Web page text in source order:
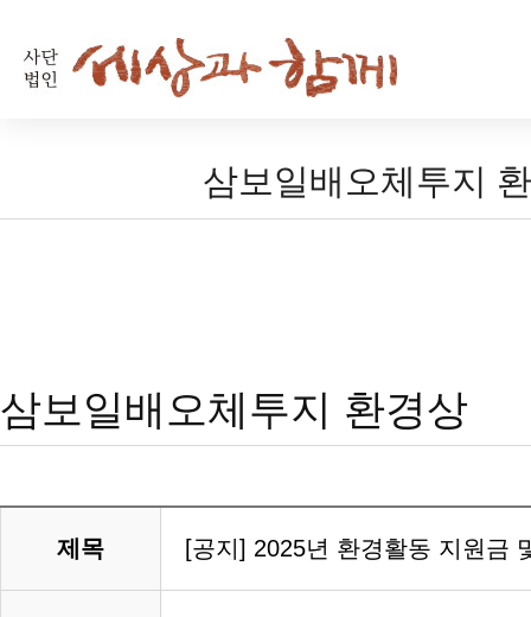
삼보일배오체투지
삼보일배오체투지 환경상
제목 [공지] 2025년 환경활동 지원금